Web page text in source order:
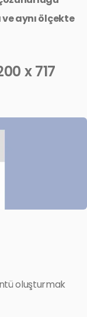
aynı ölçekte
x 717
oluşturmak